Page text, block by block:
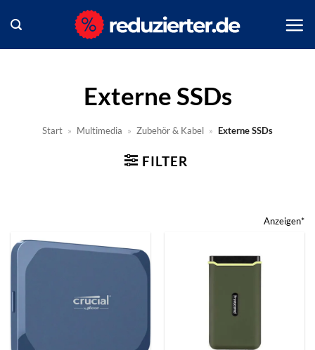
Inhalt
springen
Externe SSDs
Start » Multimedia » Zubehör & Kabel » Externe SSDs
FILTER
Anzeigen*